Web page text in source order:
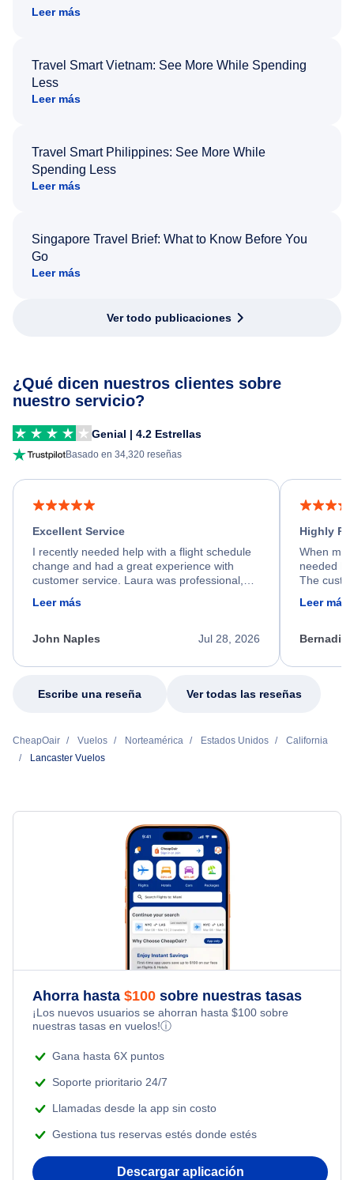
Leer más
Travel Smart Vietnam: See More While Spending
Less
Leer más
Travel Smart Philippines: See More While
Spending Less
Leer más
Singapore Travel Brief: What to Know Before You
Go
Leer más
Ver todo publicaciones
¿Qué dicen nuestros clientes sobre
nuestro servicio?
Genial | 4.2 Estrellas
Basado en 34,320 reseñas
Excellent Service
I recently needed help with a flight schedule
change and had a great experience with
customer service. Laura was professional,
friendly, and very helpful throughout the
process. She quickly found a solution and
appreciate her excellent service.
Leer más
Jul 28, 2026
John Naples
Highly
When my
needed
The
calm,
my issue.
Leer más
Escribe una reseña Ver todas las reseñas
CheapOair Vuelos Norteamérica Estados Unidos
California
Lancaster Vuelos
Ahorra hasta $100 sobre nuestras tasas
¡Los nuevos usuarios se ahorran hasta $100 sobre
nuestras tasas en vuelos!ⓘ
Gana hasta 6X puntos
Soporte prioritario 24/7
Llamadas desde la app sin costo
Gestiona tus reservas estés donde estés
Descargar aplicación